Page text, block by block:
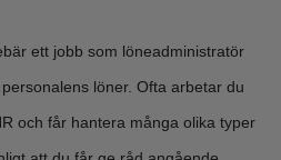
ett jobb som löneadministratör
löner. Ofta arbetar du
och får hantera många olika typer